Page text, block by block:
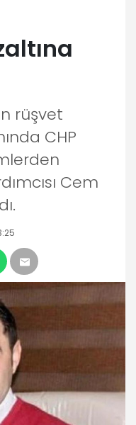
rüşvet
CHP
Cem